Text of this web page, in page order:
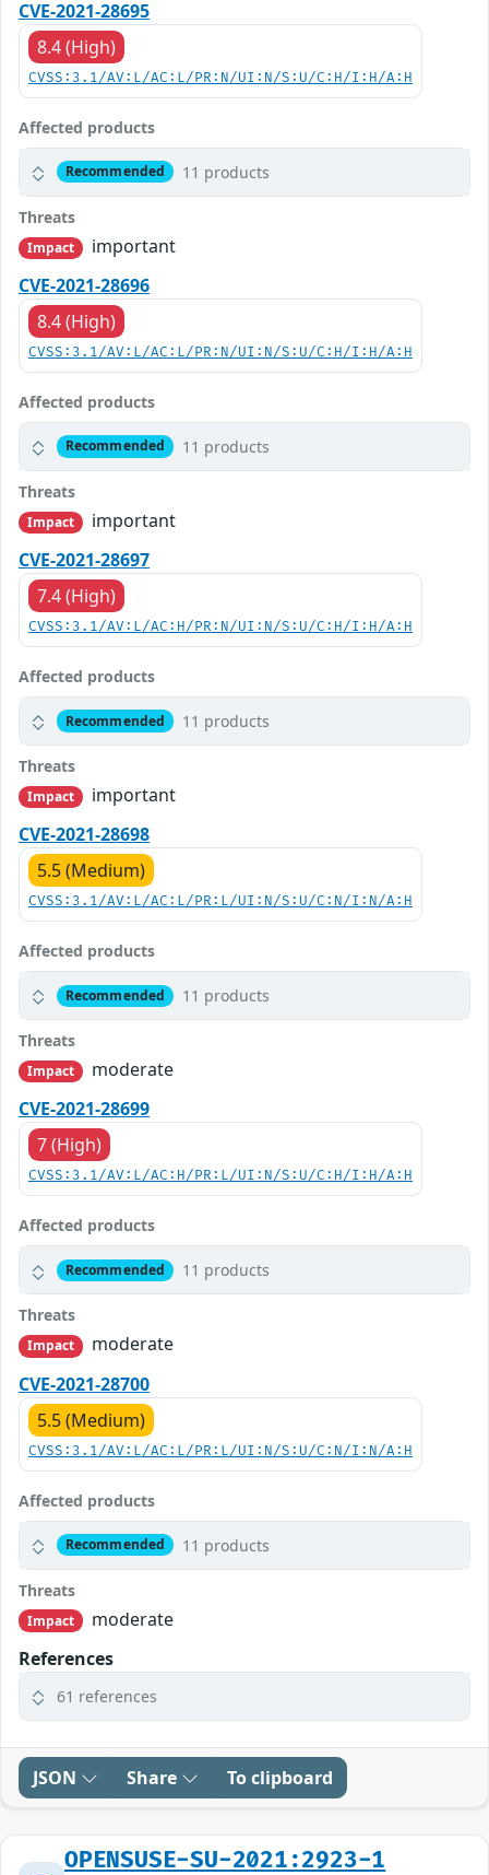
CVE-2021-28695
8.4 (High)
CVSS:3.1/AV:L/AC:L/PR:N/UI:N/S:U/C:H/I:H/A:H
Affected products
Recommended 11 products
Threats
Impact
important
CVE-2021-28696
8.4 (High)
CVSS:3.1/AV:L/AC:L/PR:N/UI:N/S:U/C:H/I:H/A:H
Affected products
Recommended 11 products
Threats
Impact
important
CVE-2021-28697
7.4 (High)
CVSS:3.1/AV:L/AC:H/PR:N/UI:N/S:U/C:H/I:H/A:H
Affected products
Recommended 11 products
Threats
Impact
important
CVE-2021-28698
5.5 (Medium)
CVSS:3.1/AV:L/AC:L/PR:L/UI:N/S:U/C:N/I:N/A:H
Affected products
Recommended 11 products
Threats
Impact
moderate
CVE-2021-28699
7 (High)
CVSS:3.1/AV:L/AC:H/PR:L/UI:N/S:U/C:H/I:H/A:H
Affected products
Recommended 11 products
Threats
Impact
moderate
CVE-2021-28700
5.5 (Medium)
CVSS:3.1/AV:L/AC:L/PR:L/UI:N/S:U/C:N/I:N/A:H
Affected products
Recommended 11 products
Threats
Impact
moderate
References
61 references
JSON Share To clipboard
OPENSUSE-SU-2021:2923-1